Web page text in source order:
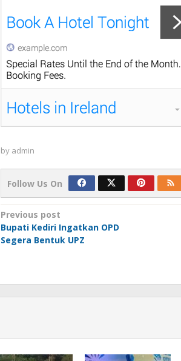
by admin
Follow Us On
Post
navigation
Previous post
Bupati Kediri Ingatkan OPD
Segera Bentuk UPZ